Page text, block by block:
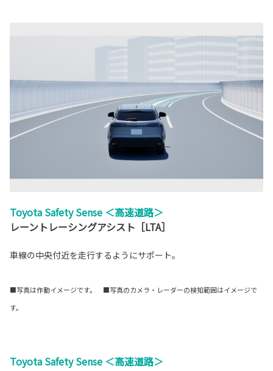
Toyota Safety Sense ＜高速道路＞
レーントレーシングアシスト［LTA］
車線の中央付近を走行するようにサポート。
■写真は作動イメージです。 ■写真のカメラ・レーダーの検知範囲はイメージで
す。
Toyota Safety Sense ＜高速道路＞